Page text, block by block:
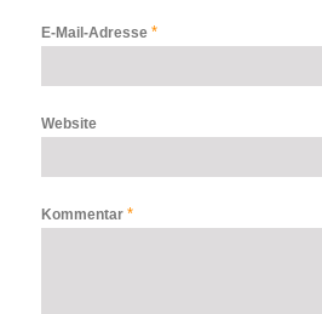
E-Mail-Adresse *
Website
Kommentar *